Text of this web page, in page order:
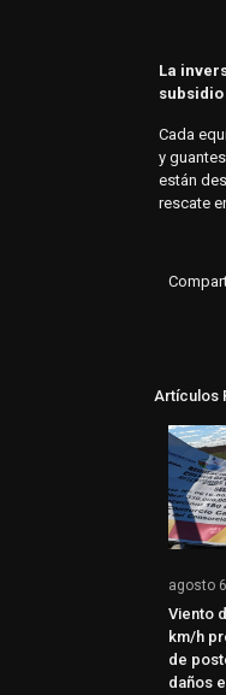
La
subsidio
Cada
y
están
rescate
Artículos
agosto
Viento
km/h
de
daños